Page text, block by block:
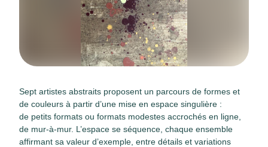
Sept artistes abstraits proposent un parcours de formes et
de couleurs à partir d’une mise en espace singulière :
de petits formats ou formats modestes accrochés en ligne,
de mur-à-mur. L’espace se séquence, chaque ensemble
affirmant sa valeur d’exemple, entre détails et variations